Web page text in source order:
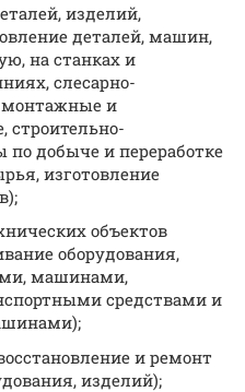
изделий,
деталей, машин,
на станках и
слесарно-
монтажные и
строительно-
по добыче и переработке
изготовление
объектов
оборудования,
машинами,
средствами и
и ремонт
изделий);